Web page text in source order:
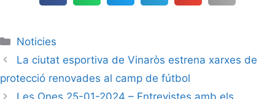
Noticies
La ciutat esportiva de Vinaròs estrena xarxes de
protecció renovades al camp de fútbol
Les Ones 25-01-2024 – Entrevistes amb els